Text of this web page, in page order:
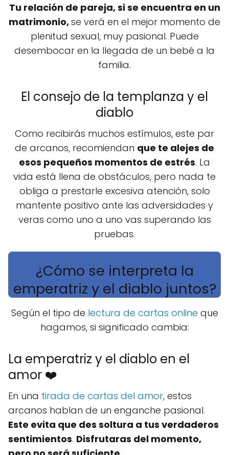
Tu relación de pareja, si se encuentra en un
matrimonio,se verá en el mejor momento de
plenitud sexual, muy pasional. Puede
desembocar en la llegada de un bebé a la
familia.
El consejo de la templanza y el
diablo
Como recibirás muchos estímulos, este par
de arcanos, recomiendan que te alejes de
esos pequeños momentos de estrés. La
vida está llena de obstáculos, pero nada te
obliga a prestarle excesiva atención, solo
mantente positivo ante las adversidades y
veras como uno a uno vas superando las
pruebas.
¿Cómo se interpreta la
emperatriz y el diablo juntos?
Según el tipo de lectura de cartas online que
hagamos, si significado cambia:
La emperatriz y el diablo en el
amor ❤️
En una tirada de cartas del amor, estos
arcanos hablan de un enganche pasional.
Este evita que des soltura a tus verdaderos
sentimientos. Disfrutaras del momento,